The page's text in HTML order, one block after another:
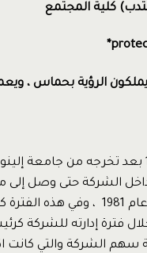
كلية المجتمع
الرؤية بحماس ،
بدأ جاك ويلش عمله في شركة جنرال إلكتريك عام 1960
داخل الشركة حتى وصل إلى
للرئيس. ثم رئيسا للشركة عام 1981. خلال
جنرال إلكتريك واستمر بالشركة حتى 2001. وخلال فترة
20 عاما ارتفعت قيمة سهم الشركة